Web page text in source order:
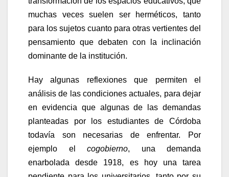
muchas veces suelen ser herméticos, tanto
para los sujetos cuanto para otras vertientes del
pensamiento que debaten con la inclinación
dominante de la institución.
Hay algunas reflexiones que permiten el
análisis de las condiciones actuales, para dejar
en evidencia que algunas de las demandas
planteadas por los estudiantes de Córdoba
todavía son necesarias de enfrentar. Por
ejemplo el cogobierno, una demanda
enarbolada desde 1918, es hoy una tarea